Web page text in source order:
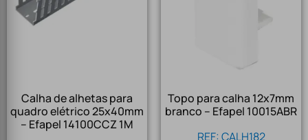
Calha de alhetas para
quadro elétrico 25x40mm
– Efapel 14100CCZ 1M
Topo para calha 12x7mm
branco – Efapel 10015ABR
REF: CALH182